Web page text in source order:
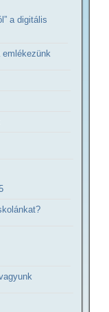
a digitális
emlékezünk